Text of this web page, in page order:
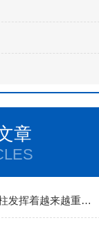
章
茶叶农残检测专用小柱发挥着越来越重要的作用